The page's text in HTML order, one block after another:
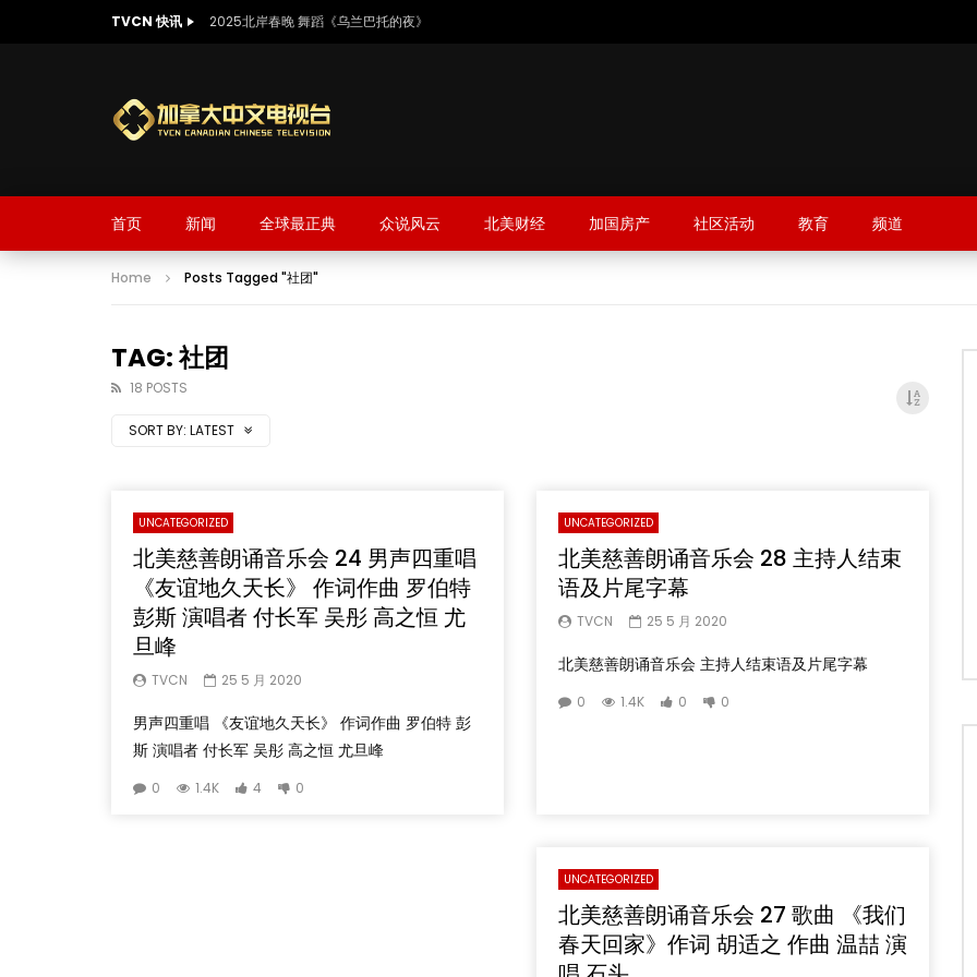
TVCN 快讯 2025北岸春晚 舞蹈《乌兰巴托的夜》
首页 新闻 全球最正典 众说风云 北美财经 加国房产 社区活动 教育 频道
Home Posts Tagged "社团"
TAG: 社团
18 POSTS
SORT BY: LATEST
UNCATEGORIZED
北美慈善朗诵音乐会 24 男声四重唱
《友谊地久天长》 作词作曲 罗伯特
彭斯 演唱者 付长军 吴彤 高之恒 尤
旦峰
TVCN 25 5 月 2020
男声四重唱 《友谊地久天长》 作词作曲 罗伯特 彭
斯 演唱者 付长军 吴彤 高之恒 尤旦峰
0 1.4K 4 0
UNCATEGORIZED
北美慈善朗诵音乐会 28 主持人结束
语及片尾字幕
TVCN 25 5 月 2020
北美慈善朗诵音乐会 主持人结束语及片尾字幕
0 1.4K 0 0
UNCATEGORIZED
北美慈善朗诵音乐会 27 歌曲 《我们
春天回家》作词 胡适之 作曲 温喆 演